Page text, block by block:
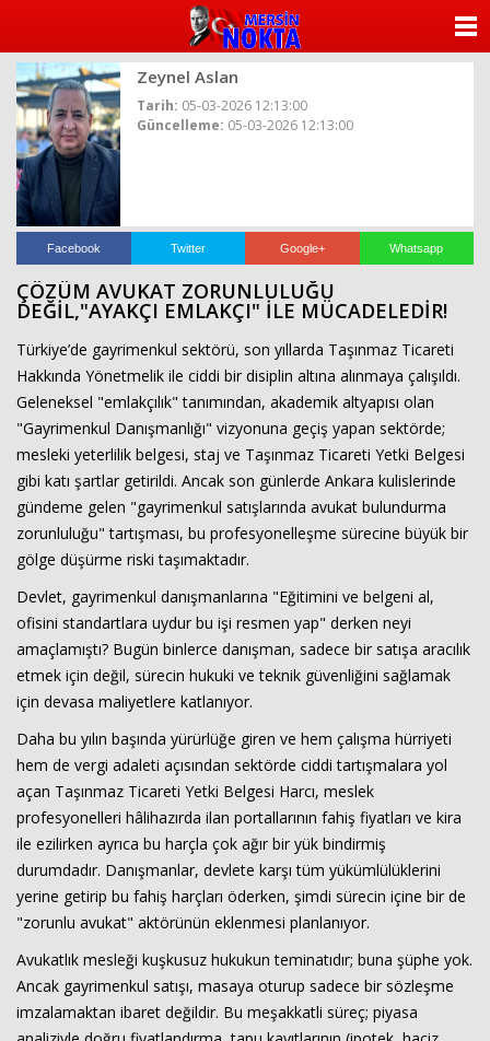
Zeynel Aslan
Tarih: 05-03-2026 12:13:00
Güncelleme: 05-03-2026 12:13:00
Facebook Twitter Google+ Whatsapp
ÇÖZÜM AVUKAT ZORUNLULUĞU
DEĞİL,"AYAKÇI EMLAKÇI" İLE MÜCADELEDİR!
Türkiye’de gayrimenkul sektörü, son yıllarda Taşınmaz Ticareti
Hakkında Yönetmelik ile ciddi bir disiplin altına alınmaya çalışıldı.
Geleneksel "emlakçılık" tanımından, akademik altyapısı olan
"Gayrimenkul Danışmanlığı" vizyonuna geçiş yapan sektörde;
mesleki yeterlilik belgesi, staj ve Taşınmaz Ticareti Yetki Belgesi
gibi katı şartlar getirildi. Ancak son günlerde Ankara kulislerinde
gündeme gelen "gayrimenkul satışlarında avukat bulundurma
zorunluluğu" tartışması, bu profesyonelleşme sürecine büyük bir
gölge düşürme riski taşımaktadır.
Devlet, gayrimenkul danışmanlarına "Eğitimini ve belgeni al,
ofisini standartlara uydur bu işi resmen yap" derken neyi
amaçlamıştı? Bugün binlerce danışman, sadece bir satışa aracılık
etmek için değil, sürecin hukuki ve teknik güvenliğini sağlamak
için devasa maliyetlere katlanıyor.
Daha bu yılın başında yürürlüğe giren ve hem çalışma hürriyeti
hem de vergi adaleti açısından sektörde ciddi tartışmalara yol
açan Taşınmaz Ticareti Yetki Belgesi Harcı, meslek
profesyonelleri hâlihazırda ilan portallarının fahiş fiyatları ve kira
ile ezilirken ayrıca bu harçla çok ağır bir yük bindirmiş
durumdadır. Danışmanlar, devlete karşı tüm yükümlülüklerini
yerine getirip bu fahiş harçları öderken, şimdi sürecin içine bir de
"zorunlu avukat" aktörünün eklenmesi planlanıyor.
Avukatlık mesleği kuşkusuz hukukun teminatıdır; buna şüphe yok.
Ancak gayrimenkul satışı, masaya oturup sadece bir sözleşme
imzalamaktan ibaret değildir. Bu meşakkatli süreç; piyasa
YAZARLAR
VİDEO GALERİ
KÜNYE
İLETİŞİM